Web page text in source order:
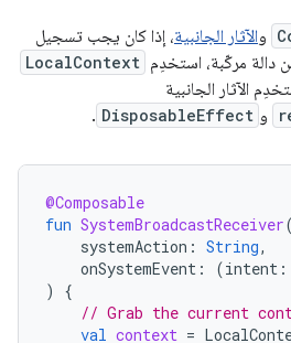
والآثار الجانبية، إذا كان يجب تسجيل
دالة مركّبة، استخدِم LocalContext
الآثار الجانبية
و DisposableEffect
.
@Composable
fun SystemBroadcastReceiver(
systemAction : String,
onSystemEvent : (intent :
)
{
// Grab the current
val context =